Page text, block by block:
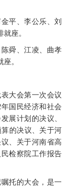
平、李公乐、刘
座。
舜、江凌、曲孝
。
大会第一次会议
国民经济和社会
展计划的决议、
的决议、关于河
、关于河南省高
检察院工作报告
托的大会，是一